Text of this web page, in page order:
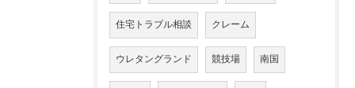
住宅トラブル相談 クレーム
ウレタングランド 競技場 南国